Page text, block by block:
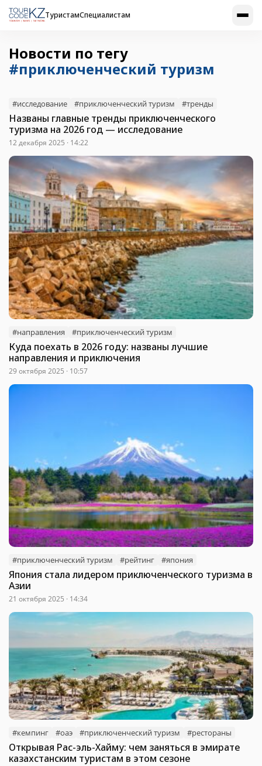
ТуристамСпециалистам
Новости по тегу
#приключенческий туризм
#исследование #приключенческий туризм #тренды
Названы главные тренды приключенческого
туризма на 2026 год — исследование
12 декабря 2025 · 14:22
#направления #приключенческий туризм
Куда поехать в 2026 году: названы лучшие
направления и приключения
29 октября 2025 · 10:57
#приключенческий туризм #рейтинг #япония
Япония стала лидером приключенческого туризма в
Азии
21 октября 2025 · 14:34
#кемпинг #оаэ #приключенческий туризм #рестораны
Открывая Рас-эль-Хайму: чем заняться в эмирате
казахстанским туристам в этом сезоне